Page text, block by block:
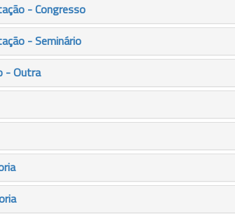
- Congresso
- Seminário
- Outra